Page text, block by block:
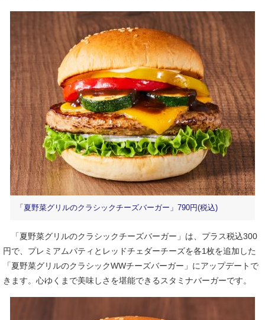
「夏野菜グリルのクラシックチーズバーガー」790円(税込)
「夏野菜グリルのクラシックチーズバーガー」は、プラス税込300
円で、プレミアムパティとレッドチェダーチーズを各1枚を追加した
「夏野菜グリルのクラシックWWチーズバーガー」にアップデートで
きます。心ゆくまで美味しさを堪能できるスタミナバーガーです。